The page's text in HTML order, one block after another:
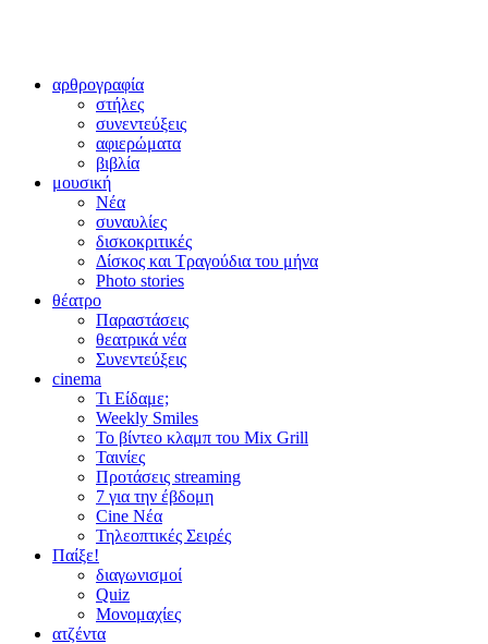
αρθρογραφία
στήλες
συνεντεύξεις
αφιερώματα
βιβλία
μουσική
Νέα
συναυλίες
δισκοκριτικές
Δίσκος και Τραγούδια του μήνα
Photo stories
θέατρο
Παραστάσεις
θεατρικά νέα
Συνεντεύξεις
cinema
Τι Είδαμε;
Weekly Smiles
Το βίντεο κλαμπ του Mix Grill
Ταινίες
Προτάσεις streaming
7 για την έβδομη
Cine Νέα
Τηλεοπτικές Σειρές
Παίξε!
διαγωνισμοί
Quiz
Μονομαχίες
ατζέντα